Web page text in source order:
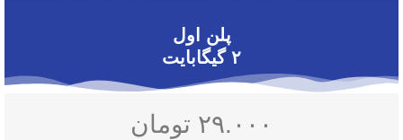
پلن اول
۲ گیگابایت
۲۹.۰۰۰ تومان